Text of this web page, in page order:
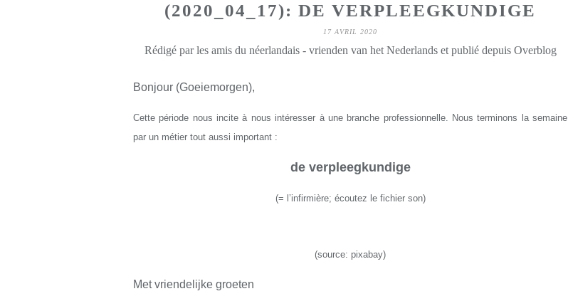
(2020_04_17): DE VERPLEEGKUNDIGE
17 AVRIL 2020
Rédigé par les amis du néerlandais - vrienden van het Nederlands et publié depuis Overblog
Bonjour (Goeiemorgen),
Cette période nous incite à nous intéresser à une branche professionnelle. Nous terminons la semaine
par un métier tout aussi important :
de verpleegkundige
(= l’infirmière; écoutez le fichier son)
(source: pixabay)
Met vriendelijke groeten